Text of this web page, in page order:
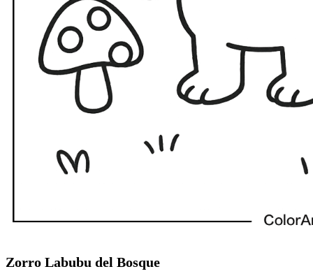
Zorro Labubu del Bosque